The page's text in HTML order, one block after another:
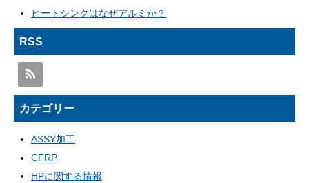
ヒートシンクはなぜアルミか？
RSS
カテゴリー
ASSY加工
CFRP
HPに関する情報